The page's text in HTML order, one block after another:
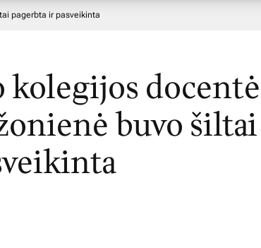
pagerbta ir pasveikinta
kolegijos docentė
buvo šiltai